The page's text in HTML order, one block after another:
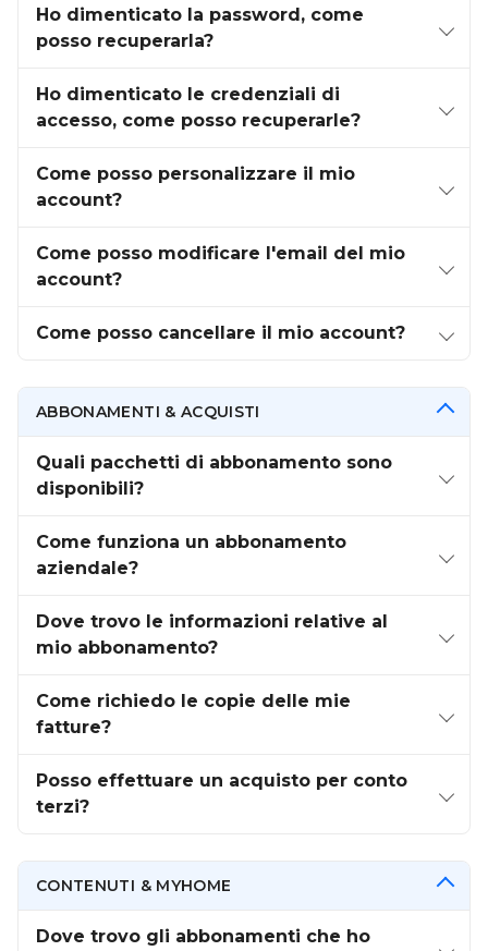
Ho dimenticato la password, come
posso recuperarla?
Ho dimenticato le credenziali di
accesso, come posso recuperarle?
Come posso personalizzare il mio
account?
Come posso modificare l'email del mio
account?
Come posso cancellare il mio account?
ABBONAMENTI & ACQUISTI
Quali pacchetti di abbonamento sono
disponibili?
Come funziona un abbonamento
aziendale?
Dove trovo le informazioni relative al
mio abbonamento?
Come richiedo le copie delle mie
fatture?
Posso effettuare un acquisto per conto
terzi?
CONTENUTI & MYHOME
Dove trovo gli abbonamenti che ho